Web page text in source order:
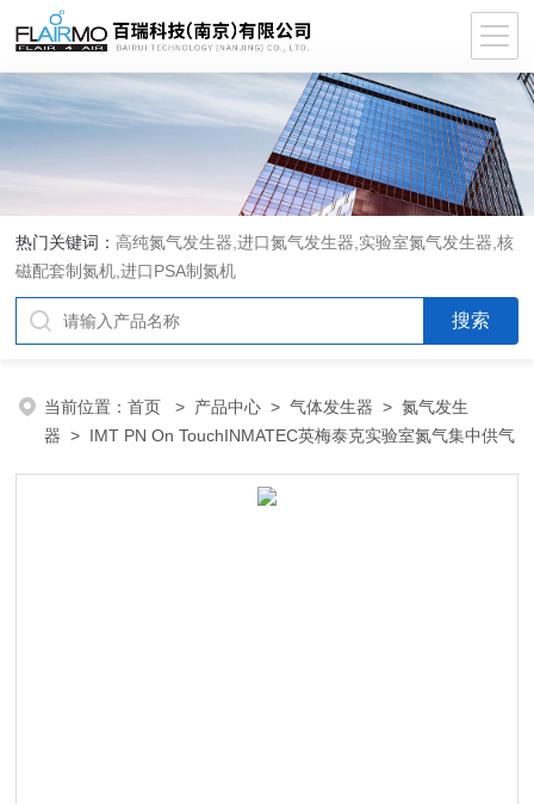
热门关键词： 高纯氮气发生器,进口氮气发生器,实验室氮气发生器,核
磁配套制氮机,进口PSA制氮机
当前位置：首页 > 产品中心 >气体发生器 >氮气发生
器 > IMT PN On TouchINMATEC英梅泰克实验室氮气集中供气